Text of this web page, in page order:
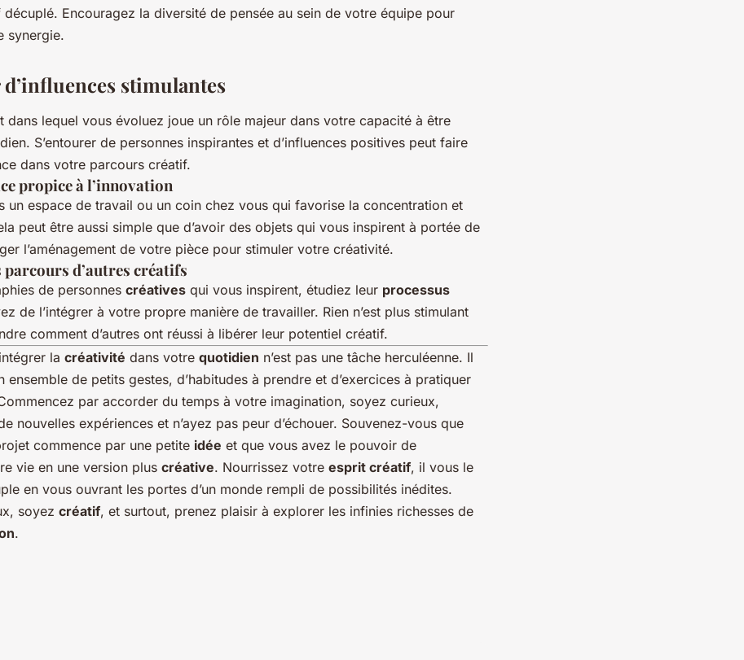
Encouragez la diversité de pensée au sein de votre équipe pour
synergie.
d’influences stimulantes
dans lequel vous évoluez joue un rôle majeur dans votre capacité à être
S’entourer de personnes inspirantes et d’influences positives peut faire
dans votre parcours créatif.
propice à l’innovation
un espace de travail ou un coin chez vous qui favorise la concentration et
peut être aussi simple que d’avoir des objets qui vous inspirent à portée de
l’aménagement de votre pièce pour stimuler votre créativité.
parcours d’autres créatifs
de personnes créatives qui vous inspirent, étudiez leur processus
de l’intégrer à votre propre manière de travailler. Rien n’est plus stimulant
comment d’autres ont réussi à libérer leur potentiel créatif.
la créativité dans votre quotidien n’est pas une tâche herculéenne. Il
ensemble de petits gestes, d’habitudes à prendre et d’exercices à pratiquer
par accorder du temps à votre imagination, soyez curieux,
nouvelles expériences et n’ayez pas peur d’échouer. Souvenez-vous que
commence par une petite idée et que vous avez le pouvoir de
vie en une version plus créative. Nourrissez votre esprit créatif, il vous le
en vous ouvrant les portes d’un monde rempli de possibilités inédites.
soyez créatif, et surtout, prenez plaisir à explorer les infinies richesses de
.